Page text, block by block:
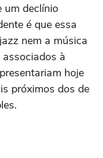
um declínio
é que essa
nem a música
à
hoje
próximos dos de